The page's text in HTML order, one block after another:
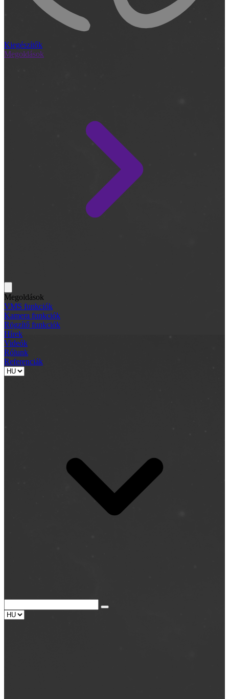
Kiegészítők
Megoldások
Megoldások
VMS funkciók
Kamera funkciók
Rögzítő funkciók
Hírek
Videók
Rólunk
Referenciák